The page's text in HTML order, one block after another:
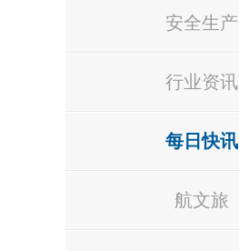
安全生产
行业资讯
每日快讯
航文旅